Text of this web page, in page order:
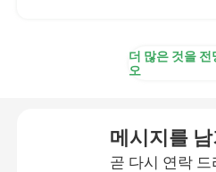
더 많은 것을 전
오
메시지를
곧 다시 연락